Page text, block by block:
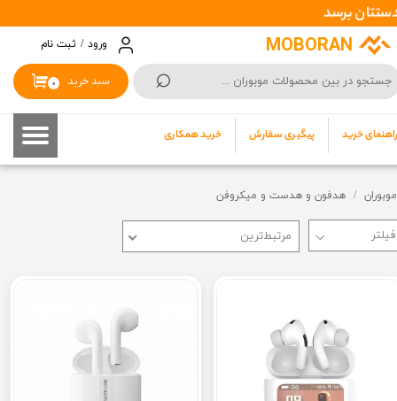
MOBORAN
⌕ ۰ سبد خرید
راهنمای خرید پیگیری سفارش خرید همکاری
ورود / ثبت نام
حساب کاربری من
تغییر گذر واژه
خروج از حساب کاربری
موبوران هدفون و هدست و میکروفن
مرتبط‌ترین